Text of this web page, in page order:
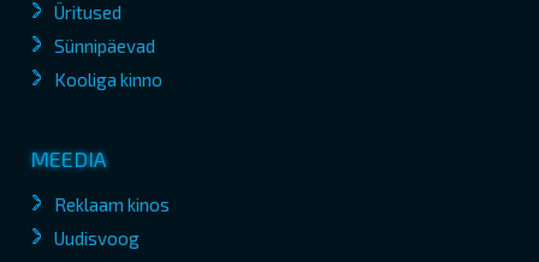
Üritused
Sünnipäevad
Kooliga kinno
MEEDIA
Reklaam kinos
Uudisvoog